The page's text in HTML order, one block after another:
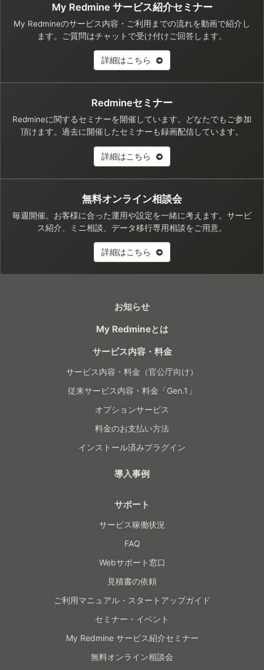
My Redmine サービス紹介セミナー
My Redmineのサービス内容・ご利用までの流れを動画で紹介し
ます。ご質問はチャットで受け付けご回答します。
詳細はこちら
Redmineセミナー
Redmineに関するセミナーを開催しています。どなたでもご参加
頂けます。過去に開催したセミナーも録画配信しています。
詳細はこちら
無料オンライン相談会
毎週開催。お客様に合った運用や設定を一緒に考えます。サービ
ス紹介、ミニ相談、データ移行専用相談をご用意。
詳細はこちら
お知らせ
My Redmineとは
サービス内容・料金
サービス内容・料金（官公庁向け）
従来サービス内容・料金「Gen.1」
オプションサービス
料金のお支払い方法
インストール済みプラグイン
導入事例
サポート
サービス稼働状況
FAQ
Webサポート窓口
見積書の依頼
ご利用マニュアル・スタートアップガイド
セミナー・イベント
My Redmine サービス紹介セミナー
無料オンライン相談会